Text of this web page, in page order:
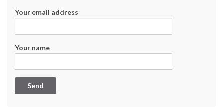
Your email address
Your name